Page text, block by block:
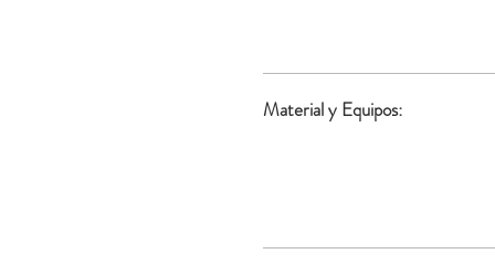
Material y Equipos: